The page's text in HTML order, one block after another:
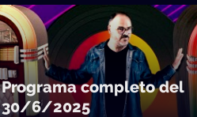
Programa completo del
30/6/2025